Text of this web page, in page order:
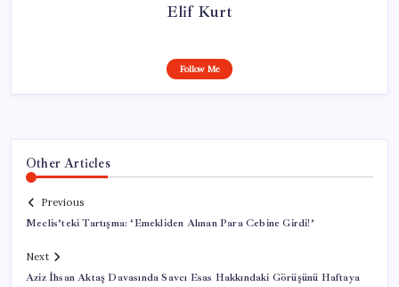
Elif Kurt
Follow Me
Other Articles
Previous
Meclis’teki Tartışma: ‘Emekliden Alınan Para Cebine Girdi!’
Next
Aziz İhsan Aktaş Davasında Savcı Esas Hakkındaki Görüşünü Haftaya